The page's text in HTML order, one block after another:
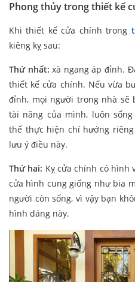
Phong thủy trong thiết kế
Khi thiết kế cửa chính trong
kiêng kỵ sau:
Thứ nhất: xà ngang áp đỉnh.
thiết kế cửa chính. Nếu vừa
đỉnh, mọi người trong nhà sẽ
tài năng của mình, luôn
thể thực hiện chí hướng
lưu ý điều này.
Thứ hai: Kỵ cửa chính có hình
cửa hình cung giống như bia
người còn sống, vì vậy bạn
hình dáng này.